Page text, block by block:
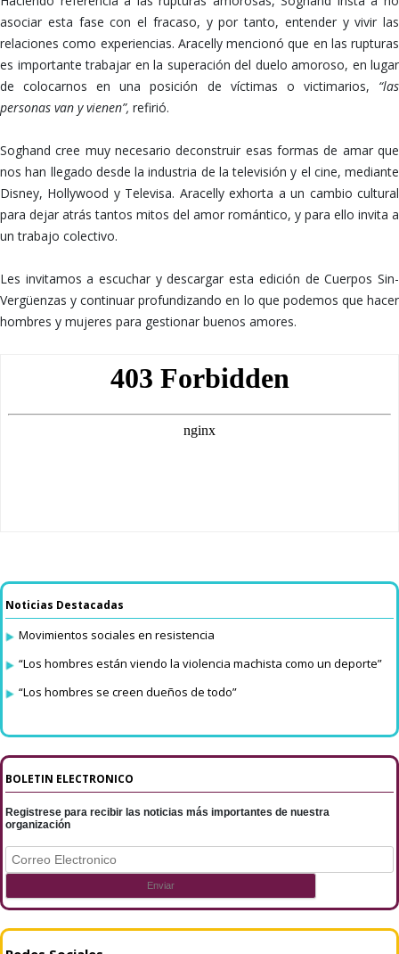
asociar esta fase con el fracaso, y por tanto, entender y vivir las
relaciones como experiencias. Aracelly mencionó que en las rupturas
es importante trabajar en la superación del duelo amoroso, en lugar
de colocarnos en una posición de víctimas o victimarios, “las
personas van y vienen”, refirió.
Soghand cree muy necesario deconstruir esas formas de amar que
nos han llegado desde la industria de la televisión y el cine, mediante
Disney, Hollywood y Televisa. Aracelly exhorta a un cambio cultural
para dejar atrás tantos mitos del amor romántico, y para ello invita a
un trabajo colectivo.
Les invitamos a escuchar y descargar esta edición de Cuerpos Sin-
Vergüenzas y continuar profundizando en lo que podemos que hacer
hombres y mujeres para gestionar buenos amores.
Noticias Destacadas
Movimientos sociales en resistencia
“Los hombres están viendo la violencia machista como un deporte”
“Los hombres se creen dueños de todo”
BOLETIN ELECTRONICO
Registrese para recibir las noticias más importantes de nuestra
organización